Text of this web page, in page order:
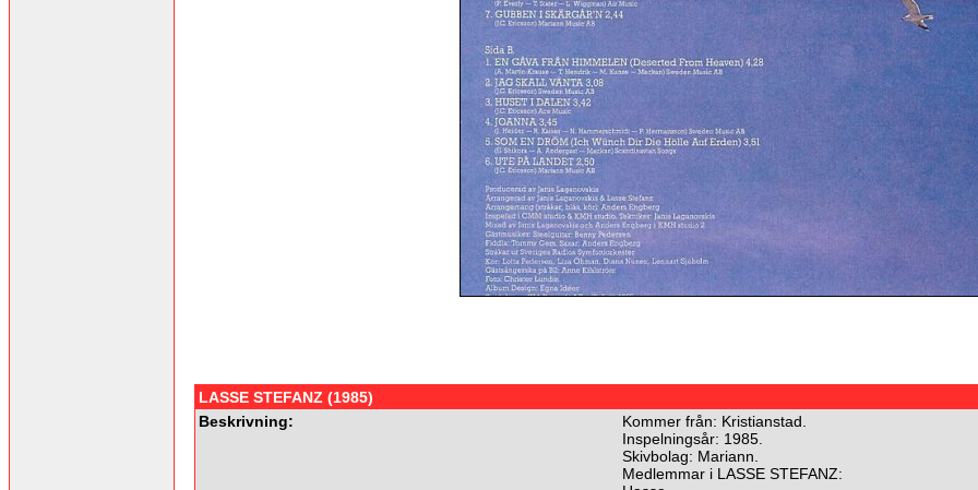
LASSE STEFANZ (1985)
Beskrivning:
Kommer från: Kristianstad.
Inspelningsår: 1985.
Skivbolag: Mariann.
Medlemmar i LASSE STEFANZ: